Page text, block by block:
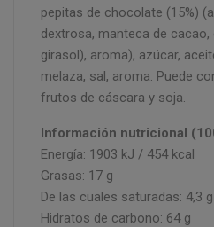
pepitas de chocolate (15%)
dextrosa, manteca de
girasol), aroma), azúcar,
melaza, sal, aroma. Puede
frutos de cáscara y soja.
Información nutricional
Energía: 1903 kJ / 454 kcal
Grasas: 17 g
De las cuales saturadas: 4,3 g
Hidratos de carbono: 64 g